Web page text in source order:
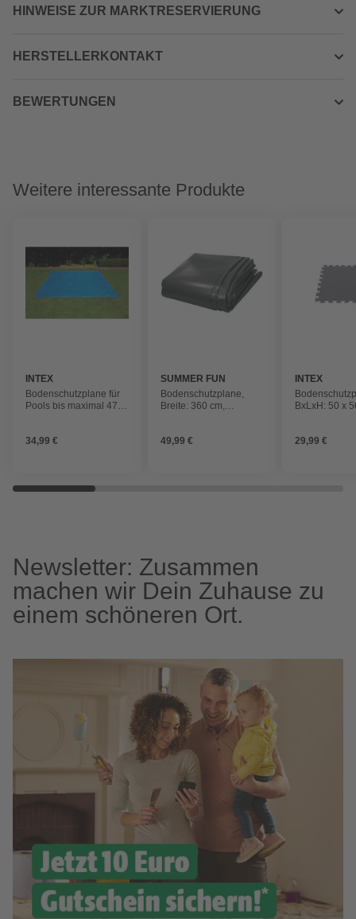
HINWEISE ZUR MARKTRESERVIERUNG
HERSTELLERKONTAKT
BEWERTUNGEN
Weitere interessante Produkte
INTEX
Bodenschutzplane für
Pools bis maximal 472
34,99 €
SUMMER FUN
Bodenschutzplane,
Breite: 360 cm,
49,99 €
INTEX
BxLxH: 50 x
29,99 €
Newsletter: Zusammen
machen wir Dein Zuhause zu
einem schöneren Ort.